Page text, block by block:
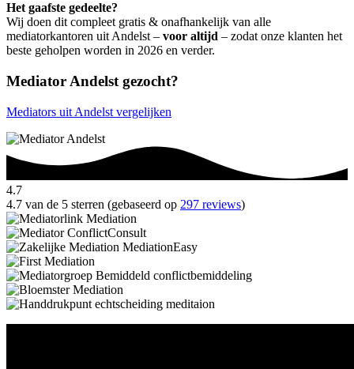
Het gaafste gedeelte?
Wij doen dit compleet gratis & onafhankelijk van alle
mediatorkantoren uit Andelst – voor altijd – zodat onze klanten het
beste geholpen worden in 2026 en verder.
Mediator Andelst gezocht?
Mediators uit Andelst vergelijken
4.7
4.7 van de 5 sterren (gebaseerd op 297 reviews)